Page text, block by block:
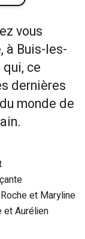
vous
à Buis-les-
ce
dernières
monde de
et Maryline
et Aurélien